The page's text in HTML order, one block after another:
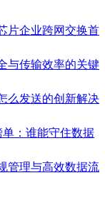
片企业跨网交换首
与传输效率的关键
么发送的创新解决
：谁能守住数据
管理与高效数据流